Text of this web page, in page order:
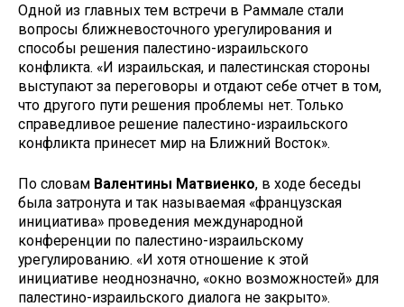
Одной из главных тем встречи в Раммале стали
вопросы ближневосточного урегулирования и
способы решения палестино-израильского
конфликта. «И израильская, и палестинская стороны
выступают за переговоры и отдают себе отчет в том,
что другого пути решения проблемы нет. Только
справедливое решение палестино-израильского
конфликта принесет мир на Ближний Восток».
По словам Валентины Матвиенко, в ходе беседы
была затронута и так называемая «французская
инициатива» проведения международной
конференции по палестино-израильскому
урегулированию. «И хотя отношение к этой
инициативе неоднозначно, «окно возможностей» для
палестино-израильского диалога не закрыто».